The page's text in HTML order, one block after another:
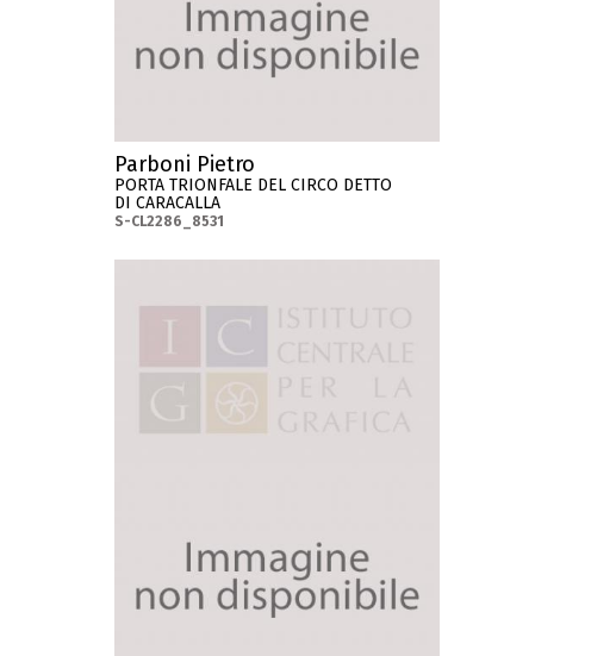
Parboni Pietro
PORTA TRIONFALE DEL CIRCO DETTO
DI CARACALLA
S-CL2286_8531